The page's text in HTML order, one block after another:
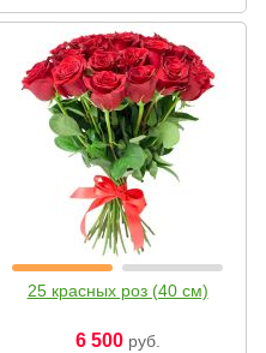
25 красных роз (40 см)
6 500руб.